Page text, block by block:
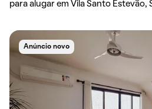
para alugar em Vila Santo Estevão,
Anúncio novo